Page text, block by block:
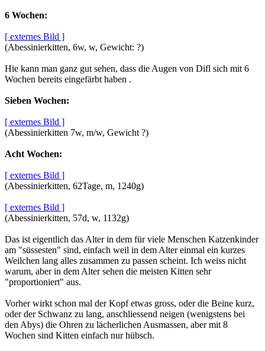
6 Wochen:
[ externes Bild ]
(Abessinierkitten, 6w, w, Gewicht: ?)
Hie kann man ganz gut sehen, dass die Augen von Difl sich mit 6
Wochen bereits eingefärbt haben .
Sieben Wochen:
[ externes Bild ]
(Abessinierkitten 7w, m/w, Gewicht ?)
Acht Wochen:
[ externes Bild ]
(Abessinierkitten, 62Tage, m, 1240g)
[ externes Bild ]
(Abessinierkitten, 57d, w, 1132g)
Das ist eigentlich das Alter in dem für viele Menschen Katzenkinder
am "süssesten" sind, einfach weil in dem Alter einmal ein kurzes
Weilchen lang alles zusammen zu passen scheint. Ich weiss nicht
warum, aber in dem Alter sehen die meisten Kitten sehr
"proportioniert" aus.
Vorher wirkt schon mal der Kopf etwas gross, oder die Beine kurz,
oder der Schwanz zu lang, anschliessend neigen (wenigstens bei
den Abys) die Ohren zu lächerlichen Ausmassen, aber mit 8
Wochen sind Kitten einfach nur hübsch.